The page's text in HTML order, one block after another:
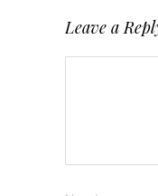
Leave a